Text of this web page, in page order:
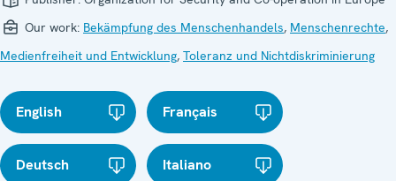
Our work: Bekämpfung des Menschenhandels, Menschenrechte,
Medienfreiheit und Entwicklung, Toleranz und Nichtdiskriminierung
English Français
Deutsch Italiano